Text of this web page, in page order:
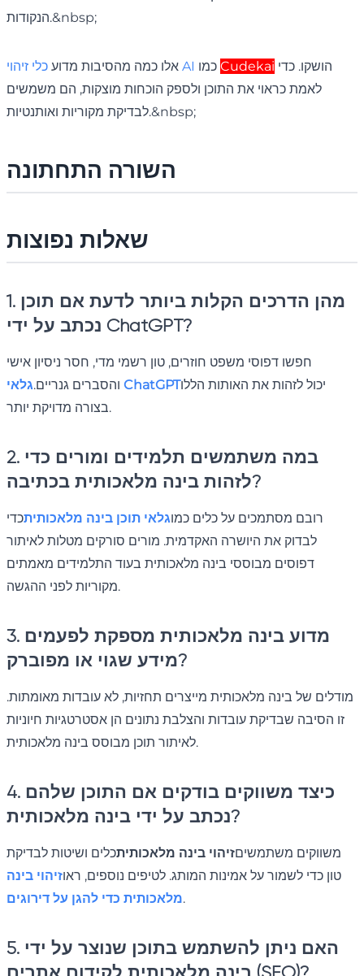
הנקודות.&nbsp;
אלו כמה מהסיבות מדוע כלי זיהוי AI Cudekai
לאמת כראוי את התוכן ולספק הוכחות מוצקות, הם משמשים
לבדיקת מקוריות ואותנטיות.&nbsp;
השורה התחתונה
שאלות נפוצות
1. מהן הדרכים הקלות ביותר לדעת אם תוכן
נכתב על ידי ChatGPT?
חפשו דפוסי משפט חוזרים, טון רשמי מדי, חסר ניסיון אישי
והסברים גנריים. גלאי ChatGPTיכול לזהות את האותות הללו
בצורה מדויקת יותר.
2. במה משתמשים תלמידים ומורים כדי
לזהות בינה מלאכותית בכתיבה?
רובם מסתמכים על כלים כמוגלאי תוכן בינה מלאכותיתכדי
לבדוק את היושרה האקדמית. מורים סורקים מטלות לאיתור
דפוסים מבוססי בינה מלאכותית בעוד התלמידים מאמתים
מקוריות לפני ההגשה.
3. מדוע בינה מלאכותית מספקת לפעמים
מידע שגוי או מפוברק?
מודלים של בינה מלאכותית מייצרים תחזיות, לא עובדות מאומתות.
זו הסיבה שבדיקת עובדות והצלבת נתונים הן אסטרטגיות חיוניות
לאיתור תוכן מבוסס בינה מלאכותית.
4. כיצד משווקים בודקים אם התוכן שלהם
נכתב על ידי בינה מלאכותית?
משווקים משתמשיםזיהוי בינה מלאכותיתכלים ושיטות לבדיקת
טון כדי לשמור על אמינות המותג. לטיפים נוספים, ראוזיהוי בינה
מלאכותית כדי להגן על דירוגים.
5. האם ניתן להשתמש בתוכן שנוצר על ידי